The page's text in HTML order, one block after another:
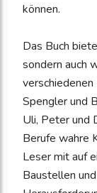
können.
Das Buch
sondern auch
Spengler und
Uli, Peter und
Berufe wahre
Leser mit auf
Baustellen